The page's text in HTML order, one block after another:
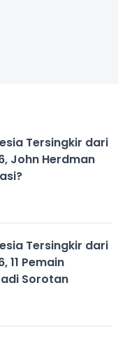
Tersingkir dari
John Herdman
Tersingkir dari
11 Pemain
Sorotan